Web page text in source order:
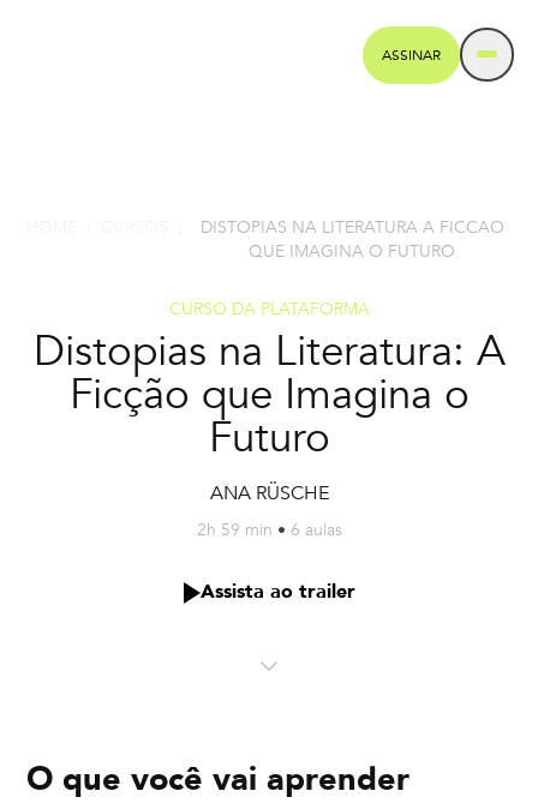
ASSINAR
DISTOPIAS NA LITERATURA A FICCAO
QUE IMAGINA O FUTURO
CURSO DA PLATAFORMA
Distopias na Literatura: A
Ficção que Imagina o
Futuro
ANA RÜSCHE
2h 59 min • 6 aulas
Assista ao trailer
O que você vai aprender